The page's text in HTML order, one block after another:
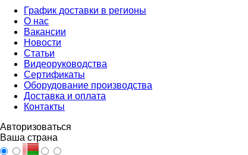
График доставки в регионы
О нас
Вакансии
Новости
Статьи
Видеоруководства
Сертификаты
Оборудование производства
Доставка и оплата
Контакты
Авторизоваться
Ваша страна